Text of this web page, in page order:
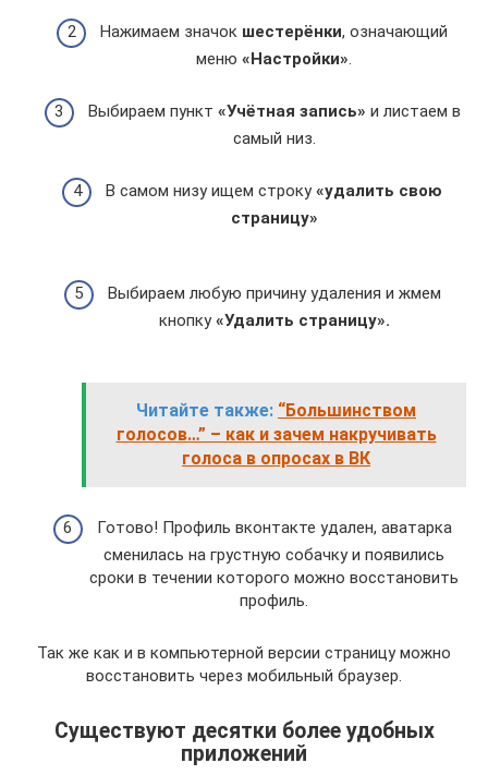
Нажимаем значок шестерёнки, означающий
меню «Настройки».
Выбираем пункт «Учётная запись» и листаем в
самый низ.
В самом низу ищем строку«удалить свою
страницу»
Выбираем любую причину удаления и жмем
кнопку«Удалить страницу».
Читайте также: “Большинством
голосов…” – как и зачем накручивать
голоса в опросах в ВК
Готово! Профиль вконтакте удален, аватарка
сменилась на грустную собачку и появились
сроки в течении которого можно восстановить
профиль.
Так же как и в компьютерной версии страницу можно
восстановить через мобильный браузер.
Существуют десятки более удобных
приложений